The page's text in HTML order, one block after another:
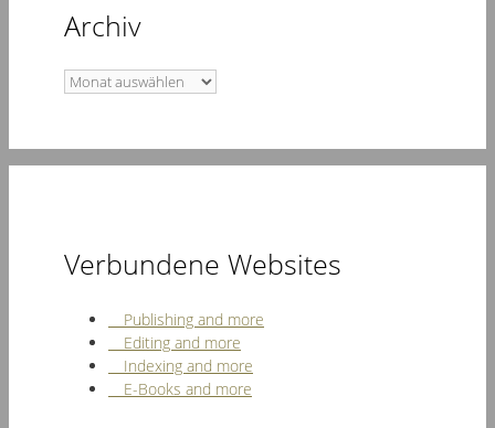
Archiv
Archiv
Verbundene Websites
Publishing and more
Editing and more
Indexing and more
E-Books and more